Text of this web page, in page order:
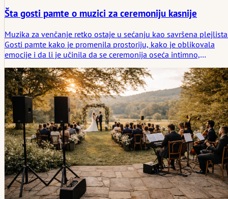
Šta gosti pamte o muzici za ceremoniju kasnije
Muzika za venčanje retko ostaje u sećanju kao savršena
Gosti pamte kako je promenila prostoriju, kako je oblikovala
emocije i da li je učinila da se ceremonija oseća intimno,
gosti zapravo ponesu od muzike za venčanje i zašto je
pozicioniranje često važnije od same pesme.